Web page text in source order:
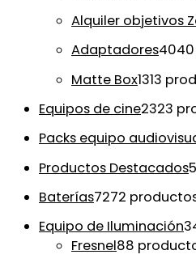
Alquiler objetivos
Adaptadores40
Matte Box1313
Equipos de cine2323
Packs equipo
Productos Destacados
Baterías7272
Equipo de Iluminación
Fresnel88